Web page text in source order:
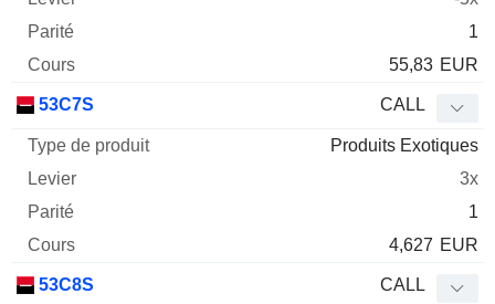
1
55,83 EUR
53C7S CALL
Produits Exotiques
3x
1
4,627 EUR
53C8S CALL